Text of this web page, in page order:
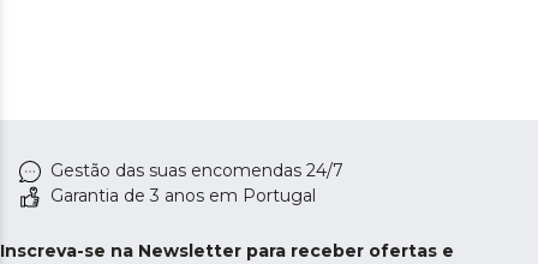
Gestão das suas encomendas 24/7
Garantia de 3 anos em Portugal
Inscreva-se na Newsletter para receber ofertas e